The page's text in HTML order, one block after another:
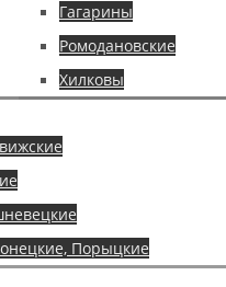
Гагарины
Ромодановские
Хилковы
Порыцкие